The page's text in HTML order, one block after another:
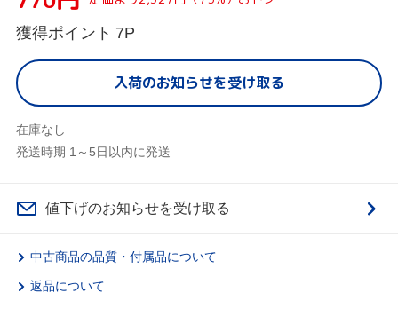
獲得ポイント 7P
入荷のお知らせを受け取る
在庫なし
発送時期 1～5日以内に発送
値下げのお知らせを受け取る
中古商品の品質・付属品について
返品について